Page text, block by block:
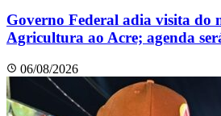
Governo Federal adia visita do
Agricultura ao Acre; agenda
06/08/2026